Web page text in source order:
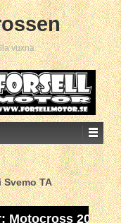
vuxna
Svemo TA